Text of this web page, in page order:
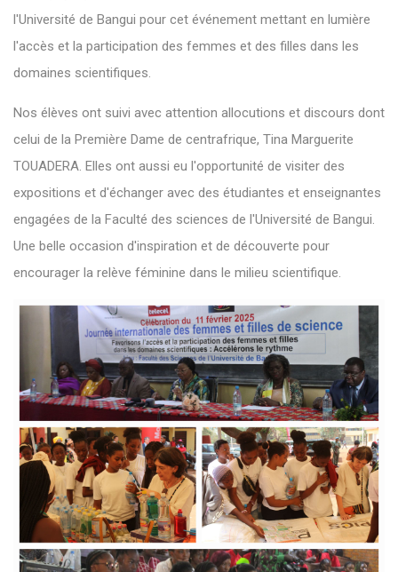
l'Université de Bangui pour cet événement mettant en lumière
l'accès et la participation des femmes et des filles dans les
domaines scientifiques.
Nos élèves ont suivi avec attention allocutions et discours dont
celui de la Première Dame de centrafrique, Tina Marguerite
TOUADERA. Elles ont aussi eu l'opportunité de visiter des
expositions et d'échanger avec des étudiantes et enseignantes
engagées de la Faculté des sciences de l'Université de Bangui.
Une belle occasion d'inspiration et de découverte pour
encourager la relève féminine dans le milieu scientifique.